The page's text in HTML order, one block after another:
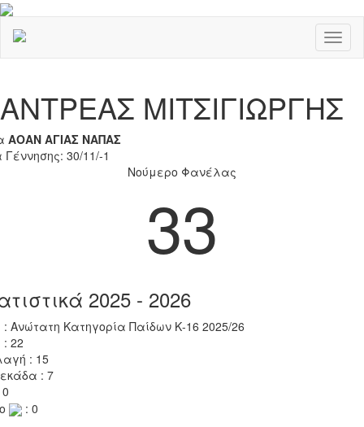
ΑΝΤΡΕΑΣ ΜΙΤΣΙΓΙΩΡΓΗΣ
ΑΟΑΝ ΑΓΙΑΣ ΝΑΠΑΣ
30/11/-1
Νούμερο Φανέλας
33
2025 - 2026
: Ανώτατη Κατηγορία Παίδων Κ-16 2025/26
22
: 15
: 7
: 0